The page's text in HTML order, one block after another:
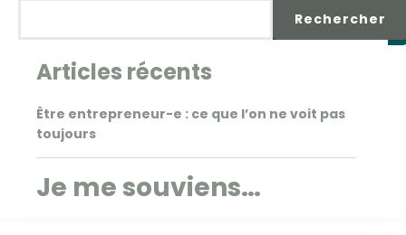
Rechercher
Articles récents
Être entrepreneur-e : ce que l’on ne voit pas
toujours
Je me souviens…